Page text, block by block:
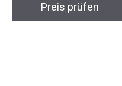
Preis prüfen